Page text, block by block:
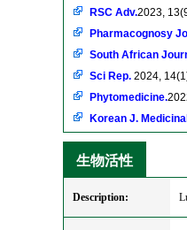
RSC Adv.2023,
Pharmacognosy
South African
Sci Rep. 2024,
Phytomedicine.
Korean J.
生物活性
Description: